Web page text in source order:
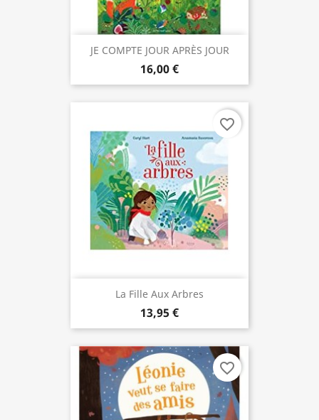
JE COMPTE JOUR APRÈS JOUR
16,00 €
La Fille Aux Arbres
13,95 €
favorite_border
favorite_border